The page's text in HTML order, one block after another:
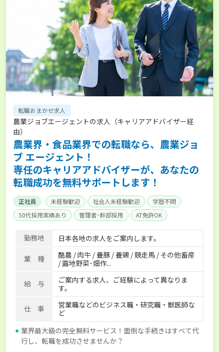
転職おまかせ求人
農業ジョブエージェントの求人（キャリアアドバイザー経
由）
農業界・食品業界での転職なら、農業ジョ
ブ エージェント！
専任のキャリアアドバイザーが、あなたの
転職成功を無料サポートします！
正社員 未経験歓迎 社会人未経験歓迎
学歴不問
50代採用実績あり
管理者･幹部採用
AT免許OK
家賃補助制度あり
食事補助あり
残業月20時間以内
賞与実績あり
年間休日100日以上
経験者優遇
独立支援可能
社会保険完備 単身寮あり
世帯寮あり
寮･社宅相談可
勤務地 日本各地の求人をご案内します。
業 種
酪農 / 肉牛 / 養豚 / 養鶏 / 競走馬 / その他畜産
/ 露地野菜･畑作...
給 与
ご案内する求人、ご経験によって異なりま
す。
仕 事
営業職などのビジネス職・研究職・獣医師な
ど
業界最大級の完全無料サービス！面倒な手続きはすべて代
行し、転職を成功させませんか？